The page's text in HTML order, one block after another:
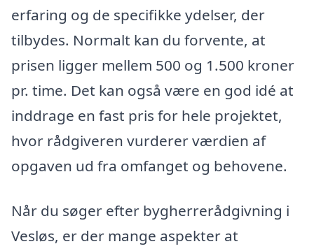
erfaring og de specifikke ydelser, der
tilbydes. Normalt kan du forvente, at
prisen ligger mellem 500 og 1.500 kroner
pr. time. Det kan også være en god idé at
inddrage en fast pris for hele projektet,
hvor rådgiveren vurderer værdien af
opgaven ud fra omfanget og behovene.
Når du søger efter bygherrerådgivning i
Vesløs, er der mange aspekter at